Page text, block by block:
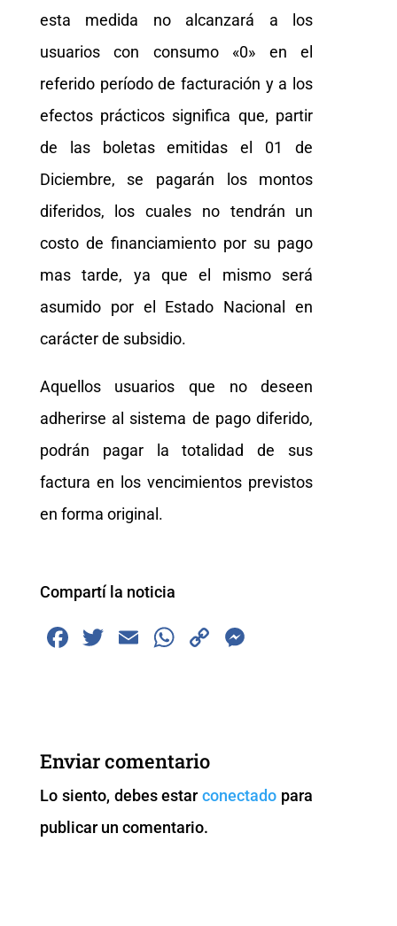
esta medida no alcanzará a los
usuarios con consumo «0» en el
referido período de facturación y a los
efectos prácticos significa que, partir
de las boletas emitidas el 01 de
Diciembre, se pagarán los montos
diferidos, los cuales no tendrán un
costo de financiamiento por su pago
mas tarde, ya que el mismo será
asumido por el Estado Nacional en
carácter de subsidio.
Aquellos usuarios que no deseen
adherirse al sistema de pago diferido,
podrán pagar la totalidad de sus
factura en los vencimientos previstos
en forma original.
Compartí la noticia
F
b
o
o
k
T
E
W
A
p
p
C
k
er
Enviar comentario
Lo siento, debes estarconectado para
publicar un comentario.